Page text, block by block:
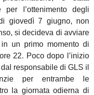
l’ottenimento degli
giovedì 7 giugno, non
si decideva di avviare
un primo momento di
22. Poco dopo l’inizio
responsabile di GLS il
per entrambe le
la giornata odierna di